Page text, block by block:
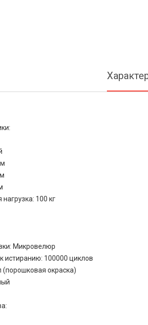
100 кг
Микровелюр
истиранию: 100000 циклов
(порошковая окраска)